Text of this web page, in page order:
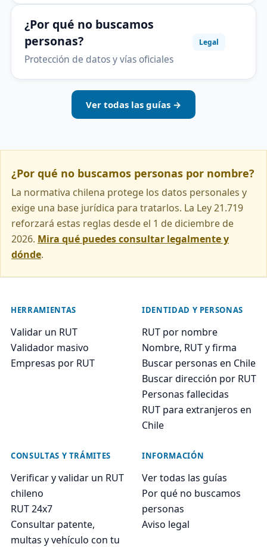
¿Por qué no buscamos
personas?
Protección de datos y vías oficiales
Legal
Ver todas las guías →
¿Por qué no buscamos personas por nombre?
La normativa chilena protege los datos personales y
exige una base jurídica para tratarlos. La Ley 21.719
reforzará estas reglas desde el 1 de diciembre de
2026. Mira qué puedes consultar legalmente y
dónde.
HERRAMIENTAS
Validar un RUT
Validador masivo
Empresas por RUT
IDENTIDAD Y PERSONAS
RUT por nombre
Nombre, RUT y firma
Buscar personas en Chile
Buscar dirección por RUT
Personas fallecidas
RUT para extranjeros en
Chile
CONSULTAS Y TRÁMITES
Verificar y validar un RUT
chileno
RUT 24x7
Consultar patente,
multas y vehículo con tu
INFORMACIÓN
Ver todas las guías
Por qué no buscamos
personas
Aviso legal